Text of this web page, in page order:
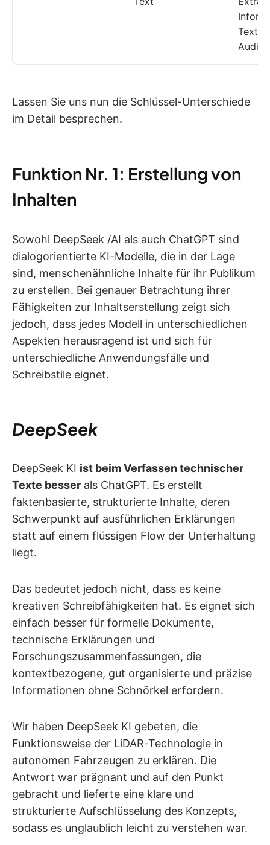
Text,
Audio
Lassen Sie uns nun die Schlüssel-Unterschiede
im Detail besprechen.
Funktion Nr. 1: Erstellung von
Inhalten
Sowohl DeepSeek /AI als auch ChatGPT sind
dialogorientierte KI-Modelle, die in der Lage
sind, menschenähnliche Inhalte für ihr Publikum
zu erstellen. Bei genauer Betrachtung ihrer
Fähigkeiten zur Inhaltserstellung zeigt sich
jedoch, dass jedes Modell in unterschiedlichen
Aspekten herausragend ist und sich für
unterschiedliche Anwendungsfälle und
Schreibstile eignet.
DeepSeek
DeepSeek KI ist beim Verfassen technischer
Texte besser als ChatGPT. Es erstellt
faktenbasierte, strukturierte Inhalte, deren
Schwerpunkt auf ausführlichen Erklärungen
statt auf einem flüssigen Flow der Unterhaltung
liegt.
Das bedeutet jedoch nicht, dass es keine
kreativen Schreibfähigkeiten hat. Es eignet sich
einfach besser für formelle Dokumente,
technische Erklärungen und
Forschungszusammenfassungen, die
kontextbezogene, gut organisierte und präzise
Informationen ohne Schnörkel erfordern.
Wir haben DeepSeek KI gebeten, die
Funktionsweise der LiDAR-Technologie in
autonomen Fahrzeugen zu erklären. Die
Antwort war prägnant und auf den Punkt
gebracht und lieferte eine klare und
strukturierte Aufschlüsselung des Konzepts,
sodass es unglaublich leicht zu verstehen war.